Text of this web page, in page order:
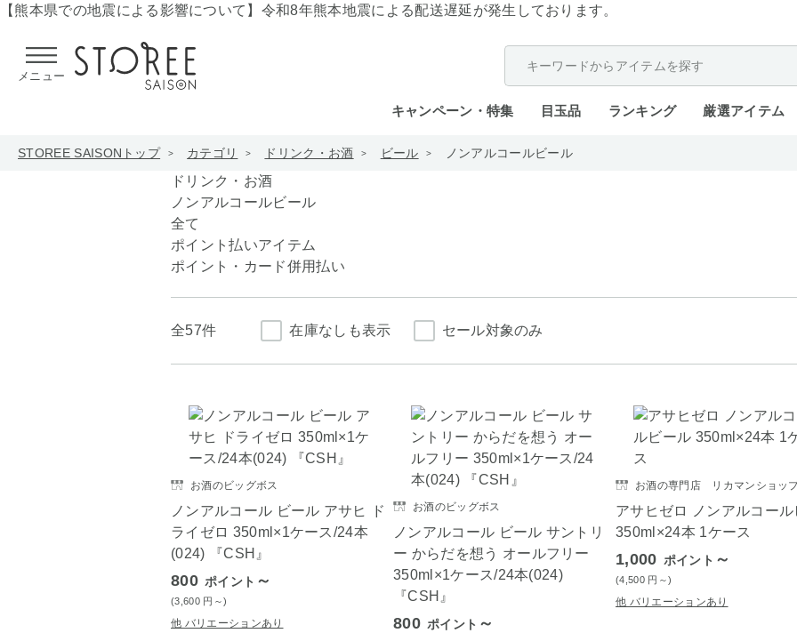
【熊本県での地震による影響について】 令和8年熊本地震による配送遅延が発生しております。
メニュー
キャンペーン・特集 目玉品 ランキング 厳選アイテム
STOREE SAISONトップ カテゴリ ドリンク・お酒 ビール ノンアルコールビール
ドリンク・お酒
ノンアルコールビール
全て
ポイント払いアイテム
ポイント・カード併用払い
全57件 在庫なしも表示 セール対象のみ
お酒のビッグボス
ノンアルコール ビール アサヒ ド
ライゼロ 350ml×1ケース/24本
(024) 『CSH』
800 ポイント ～
(3,600 円 ～)
他 バリエーションあり
お酒のビッグボス
ノンアルコール ビール サントリ
ー からだを想う オールフリー
350ml×1ケース/24本(024)
『CSH』
800 ポイント ～
お酒の専門店 リカマンショッ
アサヒゼロ ノンアルコール
350ml×24本 1ケース
1,000 ポイント ～
(4,500 円 ～)
他 バリエーションあり